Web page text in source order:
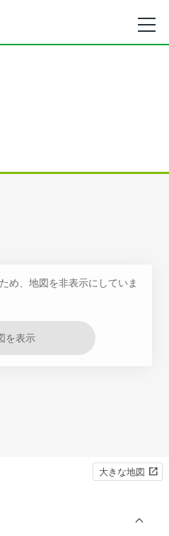
め、地図を非表示にしていま
を表示
大きな地図